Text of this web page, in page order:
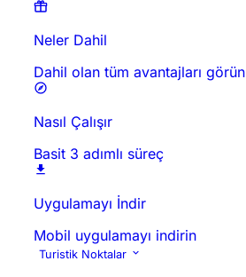
Neler Dahil
Dahil olan tüm avantajları görün
Nasıl Çalışır
Basit 3 adımlı süreç
Uygulamayı İndir
Mobil uygulamayı indirin
Turistik Noktalar